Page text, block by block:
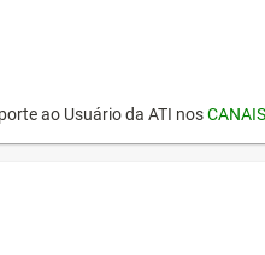
ao Usuário da ATI nos